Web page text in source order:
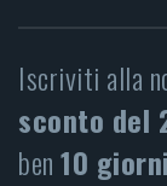
Iscriviti alla
sconto del
ben10 giorni